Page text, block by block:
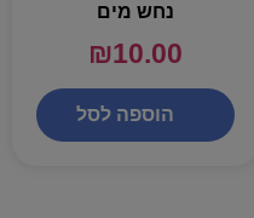
נחש מים
₪10.00
הוספה לסל